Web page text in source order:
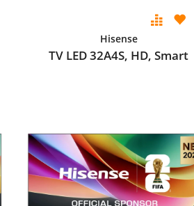
Hisense
TV LED 32A4S, HD, Smart